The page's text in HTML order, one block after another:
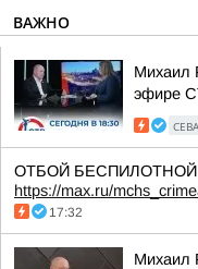
ВАЖНО
Михаил
эфире
ОТБОЙ БЕСПИЛОТНОЙ
https://max.ru/
17:32
Михаил